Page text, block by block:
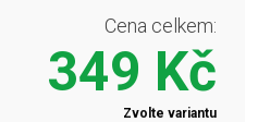
Cena celkem:
349 Kč
Zvolte variantu